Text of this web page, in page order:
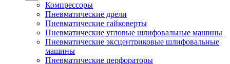
Компрессоры
Пневматические дрели
Пневматические гайковерты
Пневматические угловые шлифовальные машины
Пневматические эксцентриковые шлифовальные
машины
Пневматические перфораторы